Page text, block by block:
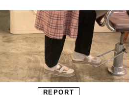
REPORT